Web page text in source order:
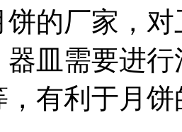
的厂家，
器皿需要进
，有利于月